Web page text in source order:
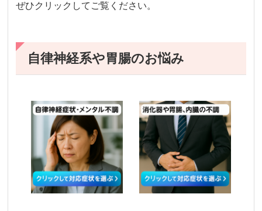
ぜひクリックしてご覧ください。
自律神経系や胃腸のお悩み